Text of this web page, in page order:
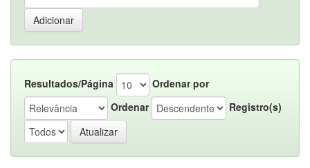
Resultados/Página
Ordenar por
Ordenar
Registro(s)